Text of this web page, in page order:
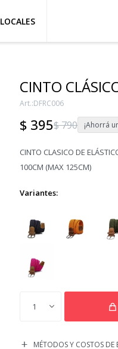
LOCALES
CINTO
DFRC006
$ 395$790
CINTO CLASICO DE
100CM (MAX 125CM)
Variantes:
1
MÉTODOS Y COSTOS DE